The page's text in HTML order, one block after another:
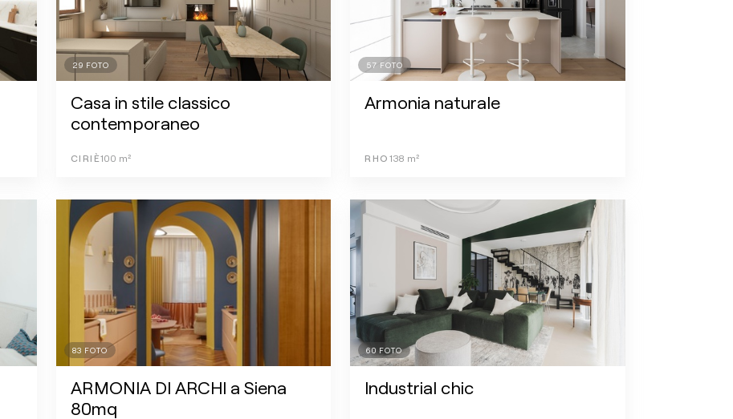
29 FOTO
Casa in stile classico
contemporaneo
CIRIÈ100 m²
57 FOTO
Armonia naturale
RHO 138 m²
83 FOTO
ARMONIA DI ARCHI a Siena
80mq
60 FOTO
Industrial chic